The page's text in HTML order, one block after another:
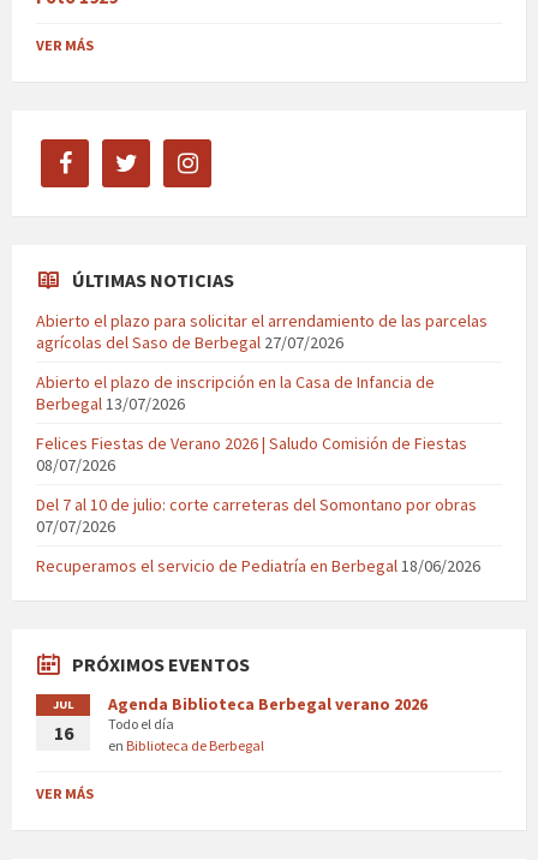
VER MÁS
facebook twitter instagram
ÚLTIMAS NOTICIAS
Abierto el plazo para solicitar el arrendamiento de las parcelas
agrícolas del Saso de Berbegal 27/07/2026
Abierto el plazo de inscripción en la Casa de Infancia de
Berbegal13/07/2026
Felices Fiestas de Verano 2026 | Saludo Comisión de Fiestas
08/07/2026
Del 7 al 10 de julio: corte carreteras del Somontano por obras
07/07/2026
Recuperamos el servicio de Pediatría en Berbegal18/06/2026
PRÓXIMOS EVENTOS
JUL
16
Agenda Biblioteca Berbegal verano 2026
Todo el día
en Biblioteca de Berbegal
VER MÁS